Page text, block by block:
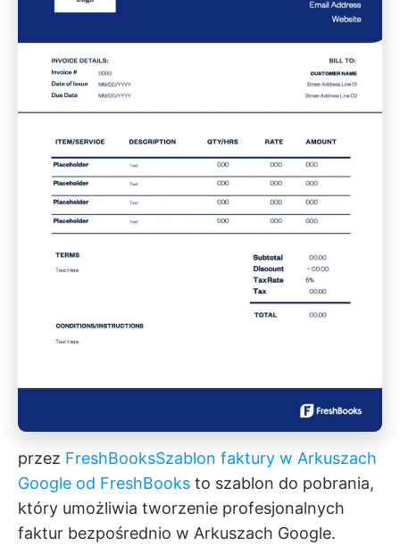
przez FreshBooksSzablon faktury w Arkuszach
Google od FreshBooks to szablon do pobrania,
który umożliwia tworzenie profesjonalnych
faktur bezpośrednio w Arkuszach Google.